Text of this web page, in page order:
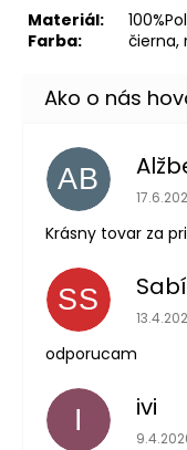
Materiál:
Farba:
čierna,
AB
Krásny tovar za
SS
odporucam
I ivi